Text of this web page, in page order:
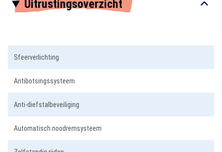
Uitrustingsoverzicht
Sfeerverlichting
Antibotsingssysteem
Anti-diefstalbeveiliging
Automatisch noodremsysteem